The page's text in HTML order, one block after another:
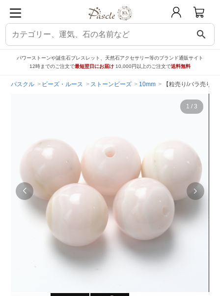
search
パワーストーンや誕生石ブレスレット、天然石アクセサリー等のブランド通販サイト
12時までのご注文で最短翌日にお届け 10,000円以上のご注文で送料無料
パスクル ビーズ・ルース ストーンビーズ 10mm 【粒売り/バラ売り
1 / 3